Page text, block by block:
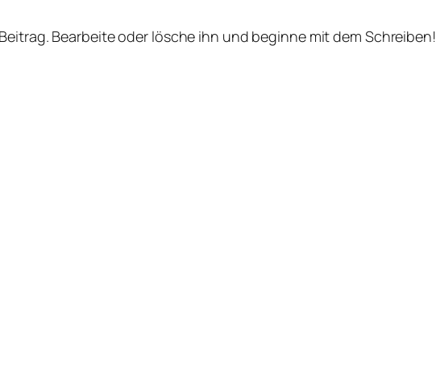
Bearbeite oder lösche ihn und beginne mit dem Schreiben!